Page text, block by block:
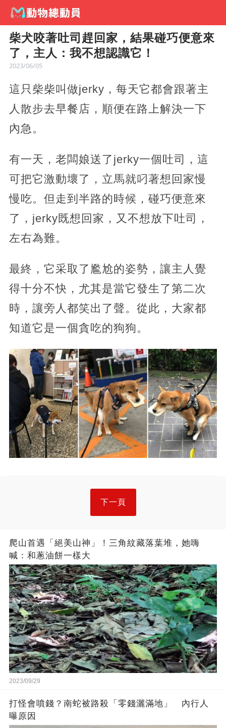
柴犬咬著吐司趕回家，結果碰巧便意來
了，主人：我不想認識它！
2023/06/05
這只柴柴叫做jerky，每天它都會跟著主
人散步去早餐店，順便在路上解決一下
內急。
有一天，老闆娘送了jerky一個吐司，這
可把它激動壞了，立馬就叼著想回家慢
慢吃。但走到半路的時候，碰巧便意來
了，jerky既想回家，又不想放下吐司，
左右為難。
最終，它采取了尷尬的姿勢，讓主人覺
得十分不快，尤其是當它發生了第二次
時，讓旁人都笑出了聲。從此，大家都
知道它是一個貪吃的狗狗。
下一頁
爬山首遇「絕美山神」！三角紋藏落葉堆，她嗨
喊：和蔥油餅一樣大
2023/09/29
打怪會噴錢？南蛇被路殺「零錢灑滿地」 內行人
曝原因